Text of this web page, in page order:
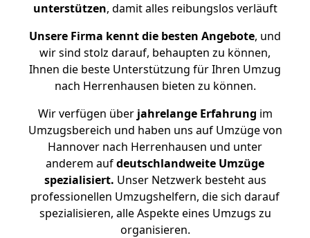
unterstützen, damit alles reibungslos verläuft
Unsere Firma kennt die besten Angebote, und
wir sind stolz darauf, behaupten zu können,
Ihnen die beste Unterstützung für Ihren Umzug
nach Herrenhausen bieten zu können.
Wir verfügen überjahrelange Erfahrung im
Umzugsbereich und haben uns auf Umzüge von
Hannover nach Herrenhausen und unter
anderem aufdeutschlandweite Umzüge
spezialisiert. Unser Netzwerk besteht aus
professionellen Umzugshelfern, die sich darauf
spezialisieren, alle Aspekte eines Umzugs zu
organisieren.